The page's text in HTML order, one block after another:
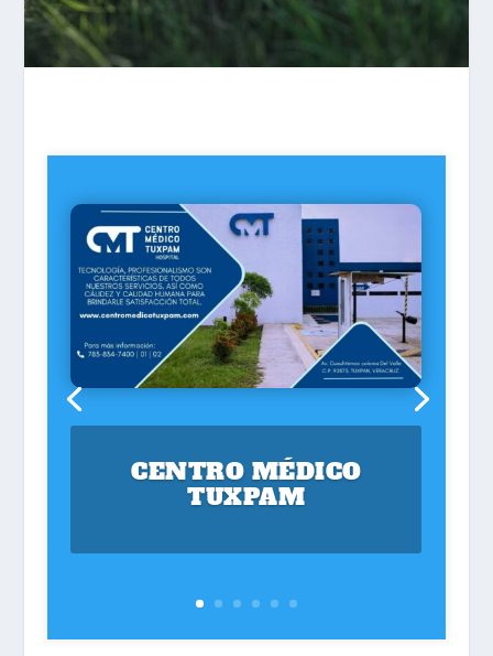
CENTRO MÉDICO
TUXPAM